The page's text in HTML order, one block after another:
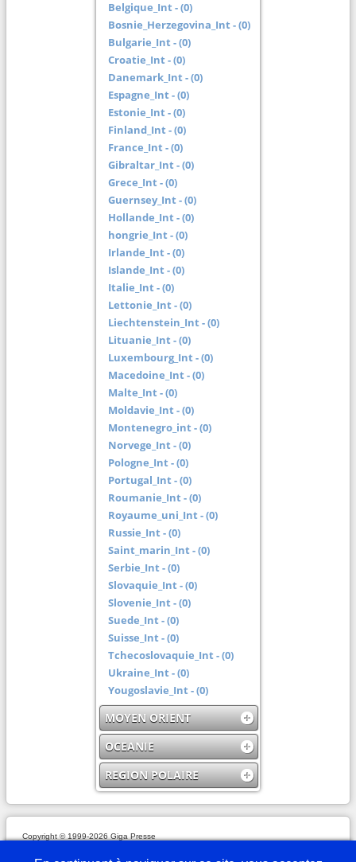
Belgique_Int - (0)
Bosnie_Herzegovina_Int - (0)
Bulgarie_Int - (0)
Croatie_Int - (0)
Danemark_Int - (0)
Espagne_Int - (0)
Estonie_Int - (0)
Finland_Int - (0)
France_Int - (0)
Gibraltar_Int - (0)
Grece_Int - (0)
Guernsey_Int - (0)
Hollande_Int - (0)
hongrie_Int - (0)
Irlande_Int - (0)
Islande_Int - (0)
Italie_Int - (0)
Lettonie_Int - (0)
Liechtenstein_Int - (0)
Lituanie_Int - (0)
Luxembourg_Int - (0)
Macedoine_Int - (0)
Malte_Int - (0)
Moldavie_Int - (0)
Montenegro_int - (0)
Norvege_Int - (0)
Pologne_Int - (0)
Portugal_Int - (0)
Roumanie_Int - (0)
Royaume_uni_Int - (0)
Russie_Int - (0)
Saint_marin_Int - (0)
Serbie_Int - (0)
Slovaquie_Int - (0)
Slovenie_Int - (0)
Suede_Int - (0)
Suisse_Int - (0)
Tchecoslovaquie_Int - (0)
Ukraine_Int - (0)
Yougoslavie_Int - (0)
MOYEN ORIENT
OCEANIE
REGION POLAIRE
Copyright © 1999-2026 Giga Presse
Nous écrire